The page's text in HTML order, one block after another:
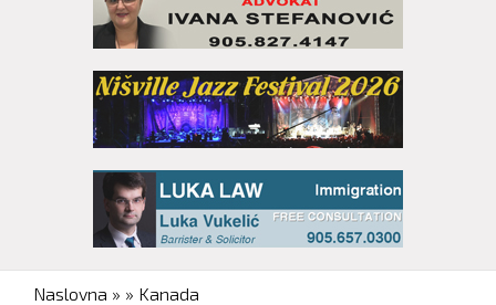
You are here
Naslovna » » Kanada